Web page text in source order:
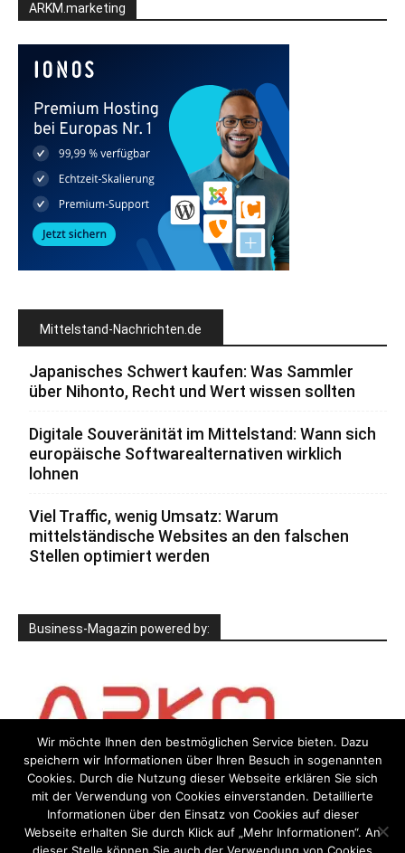
ARKM.marketing
Mittelstand-Nachrichten.de
Japanisches Schwert kaufen: Was Sammler
über Nihonto, Recht und Wert wissen sollten
Digitale Souveränität im Mittelstand: Wann sich
europäische Softwarealternativen wirklich
lohnen
Viel Traffic, wenig Umsatz: Warum
mittelständische Websites an den falschen
Stellen optimiert werden
Business-Magazin powered by:
Wir möchte Ihnen den bestmöglichen Service bieten. Dazu
speichern wir Informationen über Ihren Besuch in sogenannten
Cookies. Durch die Nutzung dieser Webseite erklären Sie sich
mit der Verwendung von Cookies einverstanden. Detaillierte
Informationen über den Einsatz von Cookies auf dieser
Webseite erhalten Sie durch Klick auf „Mehr Informationen“. An